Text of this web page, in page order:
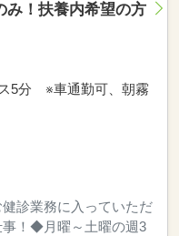
み！扶養内希望の方
5分 ※車通勤可、朝霧
診業務に入っていただ
！◆月曜～土曜の週3